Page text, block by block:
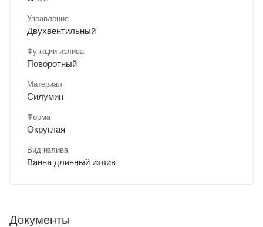
Управление
Двухвентильный
Функции излива
Поворотный
Материал
Силумин
Форма
Округлая
Вид излива
Ванна длинный излив
Документы